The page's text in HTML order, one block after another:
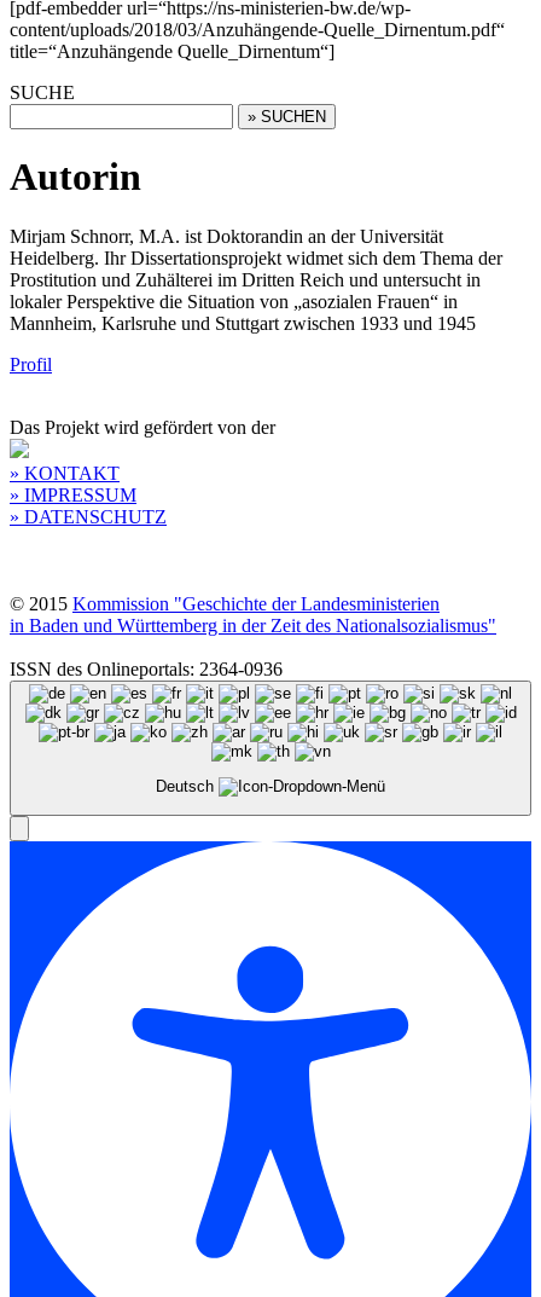
[pdf-embedder url=“https://ns-ministerien-bw.de/wp-
content/uploads/2018/03/Anzuhängende-Quelle_Dirnentum.pdf“
title=“Anzuhängende Quelle_Dirnentum“]
SUCHE
Autorin
Mirjam Schnorr, M.A. ist Doktorandin an der Universität
Heidelberg. Ihr Dissertationsprojekt widmet sich dem Thema der
Prostitution und Zuhälterei im Dritten Reich und untersucht in
lokaler Perspektive die Situation von „asozialen Frauen“ in
Mannheim, Karlsruhe und Stuttgart zwischen 1933 und 1945
Profil
Das Projekt wird gefördert von der
» KONTAKT
» IMPRESSUM
» DATENSCHUTZ
© 2015 Kommission "Geschichte der Landesministerien
in Baden und Württemberg in der Zeit des Nationalsozialismus"
ISSN des Onlineportals: 2364-0936
Deutsch